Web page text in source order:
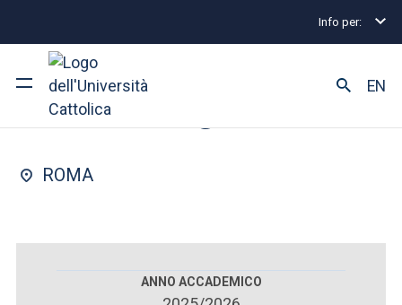
Info per:
Ricerca
Facoltà e campus
EN
FACOLTÀ DI : MEDICINA E CHIRURGIA
Radiodiagnostica
ROMA
ANNO ACCADEMICO